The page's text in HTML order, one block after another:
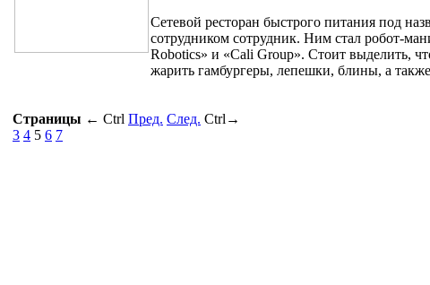
Сетевой ресторан быстрого питания под
сотрудником сотрудник. Ним стал робот-
Robotics» и «Cali Group». Стоит выделить,
жарить гамбургеры, лепешки, блины, а
Страницы ← Ctrl Пред. След. Ctrl →
3 4 5 6 7